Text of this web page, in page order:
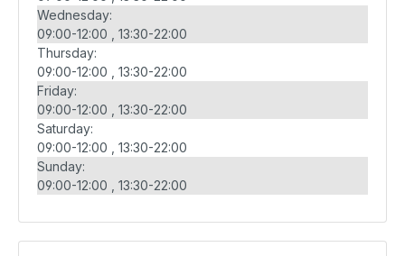
Wednesday:
09:00-12:00
13:30-22:00
Thursday:
09:00-12:00
13:30-22:00
Friday:
09:00-12:00
13:30-22:00
Saturday:
09:00-12:00
13:30-22:00
Sunday:
09:00-12:00
13:30-22:00